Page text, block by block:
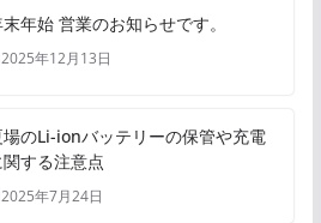
年始 営業のお知らせです。
2025年12月13日
場のLi-ionバッテリーの保管や充電
関する注意点
2025年7月24日